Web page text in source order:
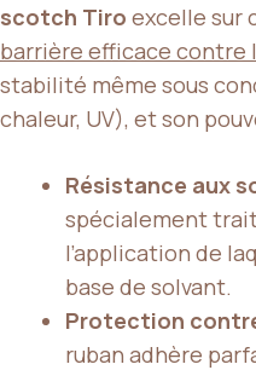
scotch Tiro excelle sur
barrière efficace contre
stabilité même sous
chaleur, UV), et son
Résistance aux
spécialement
l’application de
base de solvant.
Protection
ruban adhère